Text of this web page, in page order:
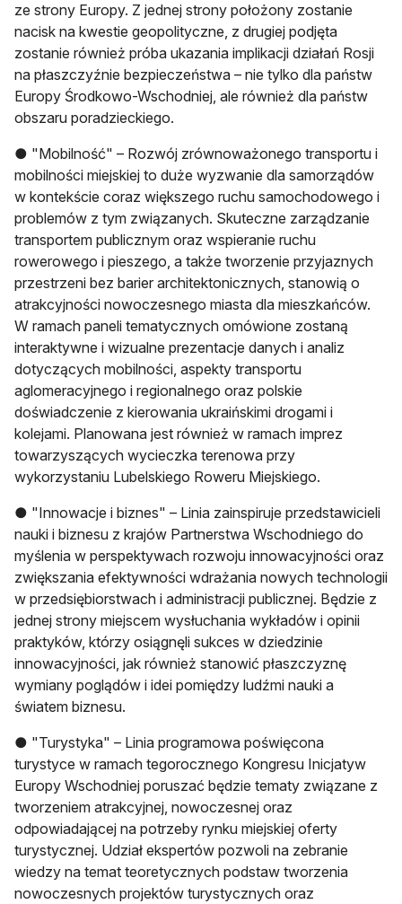
ze strony Europy. Z jednej strony położony zostanie
nacisk na kwestie geopolityczne, z drugiej podjęta
zostanie również próba ukazania implikacji działań Rosji
na płaszczyźnie bezpieczeństwa – nie tylko dla państw
Europy Środkowo-Wschodniej, ale również dla państw
obszaru poradzieckiego.
● "Mobilność" – Rozwój zrównoważonego transportu i
mobilności miejskiej to duże wyzwanie dla samorządów
w kontekście coraz większego ruchu samochodowego i
problemów z tym związanych. Skuteczne zarządzanie
transportem publicznym oraz wspieranie ruchu
rowerowego i pieszego, a także tworzenie przyjaznych
przestrzeni bez barier architektonicznych, stanowią o
atrakcyjności nowoczesnego miasta dla mieszkańców.
W ramach paneli tematycznych omówione zostaną
interaktywne i wizualne prezentacje danych i analiz
dotyczących mobilności, aspekty transportu
aglomeracyjnego i regionalnego oraz polskie
doświadczenie z kierowania ukraińskimi drogami i
kolejami. Planowana jest również w ramach imprez
towarzyszących wycieczka terenowa przy
wykorzystaniu Lubelskiego Roweru Miejskiego.
● "Innowacje i biznes" – Linia zainspiruje przedstawicieli
nauki i biznesu z krajów Partnerstwa Wschodniego do
myślenia w perspektywach rozwoju innowacyjności oraz
zwiększania efektywności wdrażania nowych technologii
w przedsiębiorstwach i administracji publicznej. Będzie z
jednej strony miejscem wysłuchania wykładów i opinii
praktyków, którzy osiągnęli sukces w dziedzinie
innowacyjności, jak również stanowić płaszczyznę
wymiany poglądów i idei pomiędzy ludźmi nauki a
światem biznesu.
● "Turystyka" – Linia programowa poświęcona
turystyce w ramach tegorocznego Kongresu Inicjatyw
Europy Wschodniej poruszać będzie tematy związane z
tworzeniem atrakcyjnej, nowoczesnej oraz
odpowiadającej na potrzeby rynku miejskiej oferty
turystycznej. Udział ekspertów pozwoli na zebranie
wiedzy na temat teoretycznych podstaw tworzenia
nowoczesnych projektów turystycznych oraz